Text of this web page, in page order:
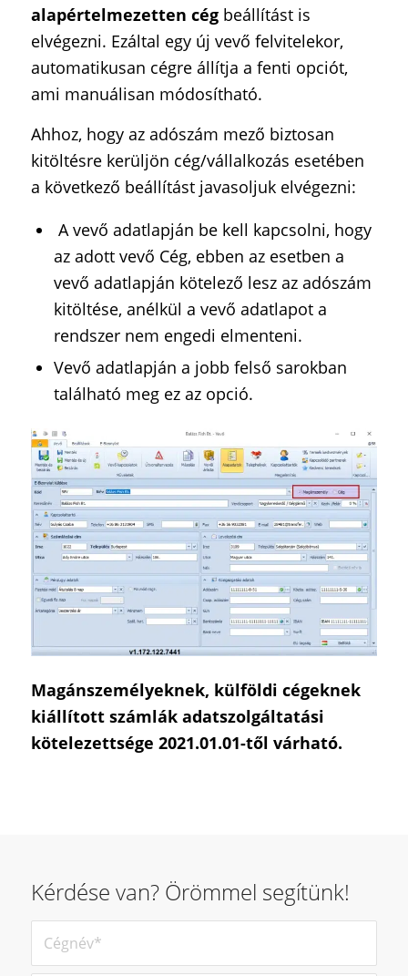
alapértelmezetten cégbeállítást is
elvégezni. Ezáltal egy új vevő felvitelekor,
automatikusan cégre állítja a fenti opciót,
ami manuálisan módosítható.
Ahhoz, hogy az adószám mező biztosan
kitöltésre kerüljön cég/vállalkozás esetében
a következő beállítást javasoljuk elvégezni:
A vevő adatlapján be kell kapcsolni, hogy
az adott vevő Cég, ebben az esetben a
vevő adatlapján kötelező lesz az adószám
kitöltése, anélkül a vevő adatlapot a
rendszer nem engedi elmenteni.
Vevő adatlapján a jobb felső sarokban
található meg ez az opció.
Magánszemélyeknek, külföldi cégeknek
kiállított számlák adatszolgáltatási
kötelezettsége 2021.01.01-től várható.
Kérdése van? Örömmel segítünk!